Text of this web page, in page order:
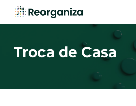
Skip
Troca de Casa